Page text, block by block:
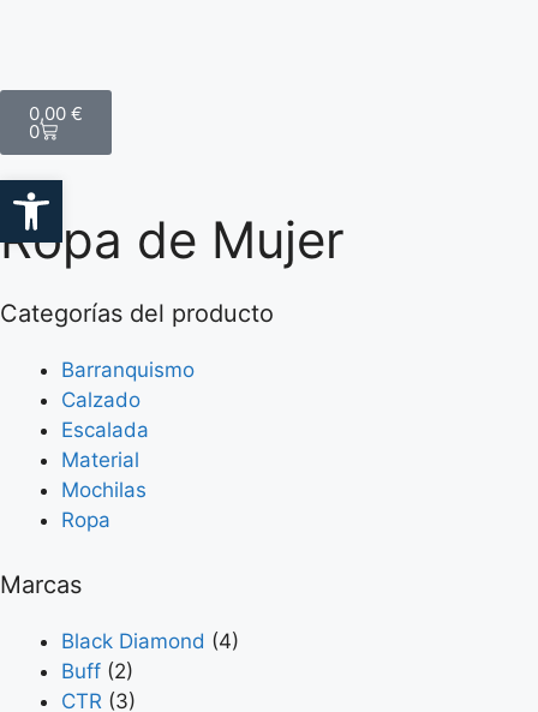
0,00 €
0
Ropa de Mujer
Categorías del producto
Barranquismo
Calzado
Escalada
Material
Mochilas
Ropa
Marcas
Black Diamond (4)
Buff (2)
CTR (3)
Abrir barra de herramientas